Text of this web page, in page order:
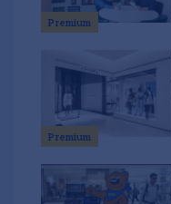
Premium
Premium